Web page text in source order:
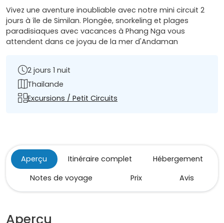
Vivez une aventure inoubliable avec notre mini circuit 2
jours à île de Similan. Plongée, snorkeling et plages
paradisiaques avec vacances à Phang Nga vous
attendent dans ce joyau de la mer d'Andaman
2 jours 1 nuit
Thailande
Excursions / Petit Circuits
Aperçu Itinéraire complet
Hébergement
Notes de voyage
Prix Avis
Aperçu